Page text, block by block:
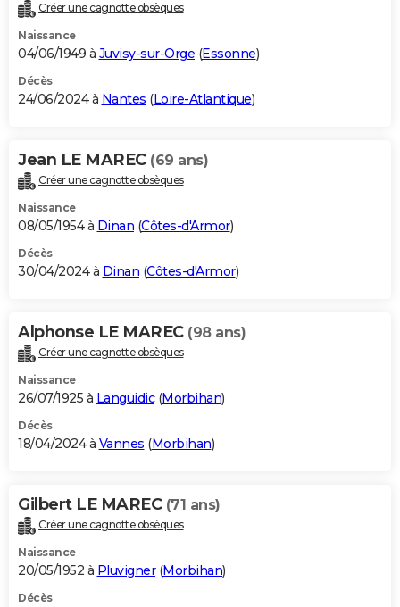
Créer une cagnotte obsèques
Naissance
04/06/1949 à Juvisy-sur-Orge (Essonne)
Décès
24/06/2024 à Nantes (Loire-Atlantique)
Jean LE MAREC (69 ans)
Créer une cagnotte obsèques
Naissance
08/05/1954 à Dinan (Côtes-d'Armor)
Décès
30/04/2024 à Dinan (Côtes-d'Armor)
Alphonse LE MAREC (98 ans)
Créer une cagnotte obsèques
Naissance
26/07/1925 à Languidic(Morbihan)
Décès
18/04/2024 à Vannes (Morbihan)
Gilbert LE MAREC (71 ans)
Créer une cagnotte obsèques
Naissance
20/05/1952 à Pluvigner(Morbihan)
Décès